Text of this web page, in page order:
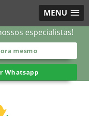
MENU
especialistas!
mesmo
Whatsapp